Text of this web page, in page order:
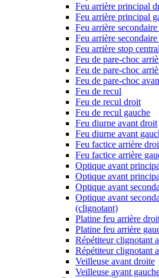
Feu arrière principal
Feu arrière principal
Feu arrière
Feu arrière
Feu arrière stop central
Feu de pare-choc
Feu de pare-choc
Feu de pare-choc
Feu de recul
Feu de recul droit
Feu de recul gauche
Feu diurne avant droit
Feu diurne avant
Feu factice arrière
Feu factice arrière
Optique avant
Optique avant
Optique avant
Optique avant
(clignotant)
Platine feu arrière
Platine feu arrière
Répétiteur clignotant
Répétiteur clignotant
Veilleuse avant droite
Veilleuse avant